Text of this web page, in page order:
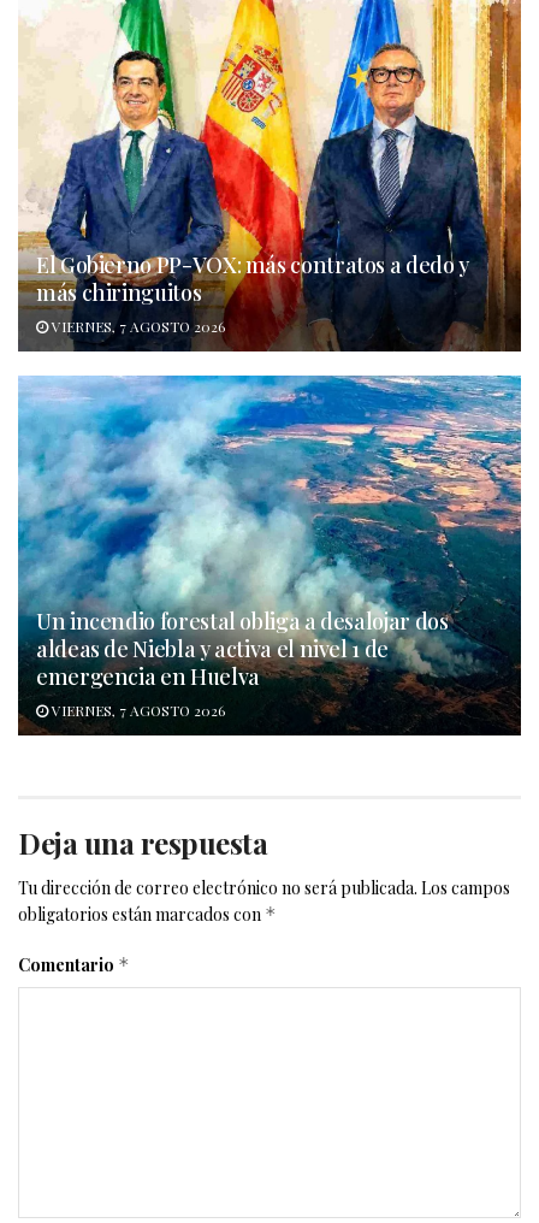
El Gobierno PP-VOX: más contratos a dedo y
más chiringuitos
VIERNES, 7 AGOSTO 2026
Un incendio forestal obliga a desalojar dos
aldeas de Niebla y activa el nivel 1 de
emergencia en Huelva
VIERNES, 7 AGOSTO 2026
Deja una respuesta
Tu dirección de correo electrónico no será publicada. Los campos
obligatorios están marcados con *
Comentario *